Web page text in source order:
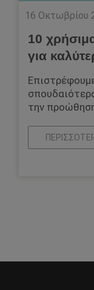
16 Οκτωβρίου
10
για
την